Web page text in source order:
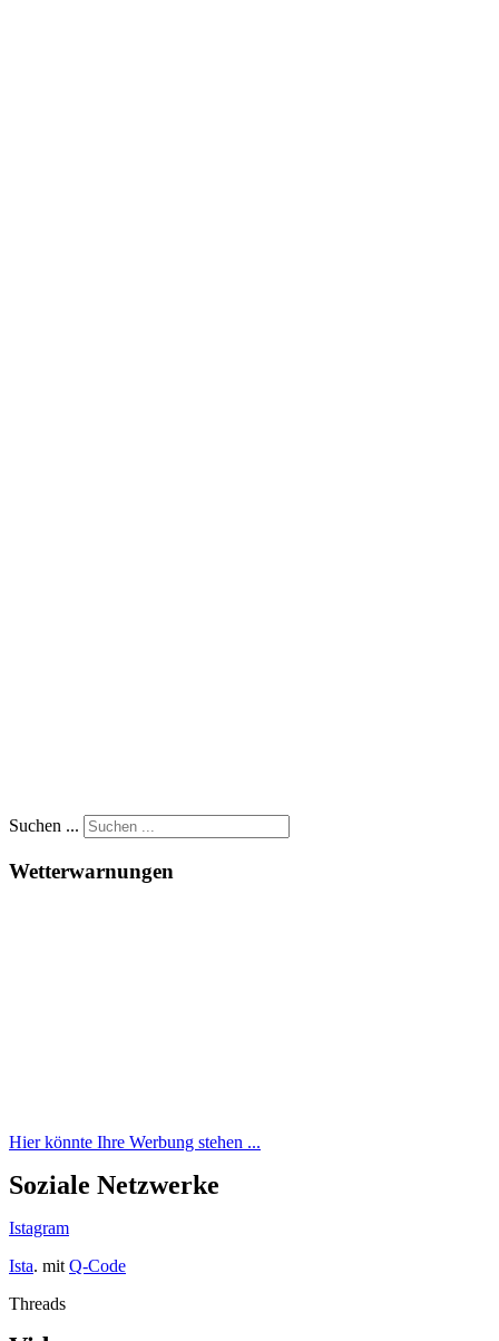
Suchen ...
Wetterwarnungen
Hier könnte Ihre Werbung stehen ...
Soziale Netzwerke
Istagram
Ista. mit Q-Code
Threads